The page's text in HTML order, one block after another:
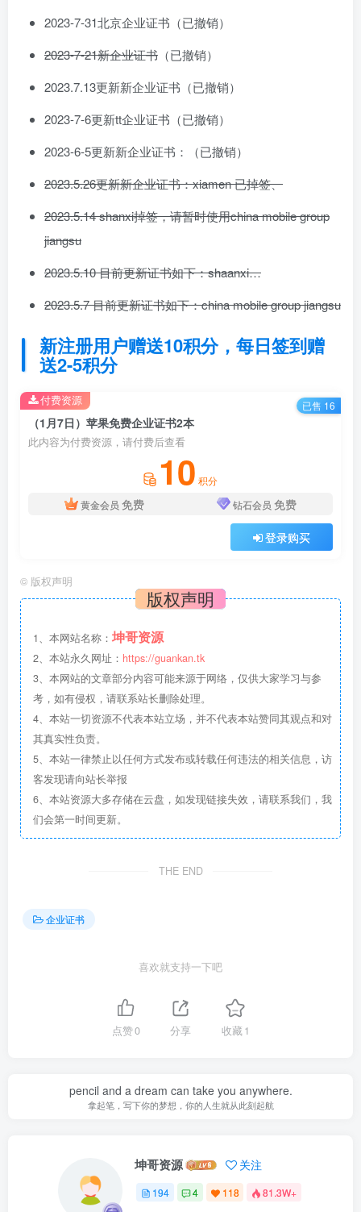
2023-7-31北京企业证书（已撤销）
2023-7-21新企业证书 （已撤销）
2023.7.13更新新企业证书（已撤销）
2023-7-6更新tt企业证书（已撤销）
2023-6-5更新新企业证书：（已撤销）
2023.5.26更新新企业证书：xiamen 已掉签、
2023.5.14 shanxi掉签，请暂时使用china mobile group
jiangsu
2023.5.10 目前更新证书如下：shaanxi…
2023.5.7 目前更新证书如下：china mobile group jiangsu
新注册用户赠送10积分，每日签到赠
送2-5积分
（1月7日）苹果免费企业证书2本
此内容为付费资源，请付费后查看
10 积分
黄金会员 免费 钻石会员 免费
登录购买
付费资源 已售 16
© 版权声明
版权声明
1、本网站名称： 坤哥资源
2、本站永久网址： https://guankan.tk
3、本网站的文章部分内容可能来源于网络，仅供大家学习与参
考，如有侵权，请联系站长删除处理。
4、本站一切资源不代表本站立场，并不代表本站赞同其观点和对
其真实性负责。
5、本站一律禁止以任何方式发布或转载任何违法的相关信息，访
客发现请向站长举报
6、本站资源大多存储在云盘，如发现链接失效，请联系我们，我
们会第一时间更新。
THE END
企业证书
喜欢就支持一下吧
点赞0 分享 收藏1
pencil and a dream can take you anywhere.
拿起笔，写下你的梦想，你的人生就从此刻起航
坤哥资源 关注
194 4 118 81.3W+